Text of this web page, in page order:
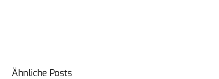
Ähnliche Posts